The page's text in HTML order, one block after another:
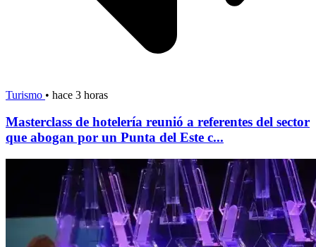
Turismo • hace 3 horas
Masterclass de hotelería reunió a referentes del sector
que abogan por un Punta del Este c...